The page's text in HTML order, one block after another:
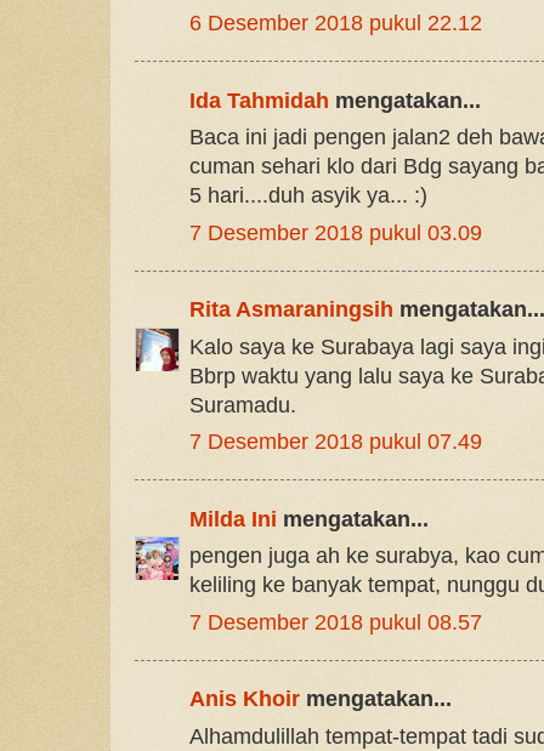
6 Desember 2018 pukul 22.12
Ida Tahmidah mengatakan...
Baca ini jadi pengen jalan2 deh
cuman sehari klo dari Bdg sayang
5 hari....duh asyik ya... :)
7 Desember 2018 pukul 03.09
Rita Asmaraningsih mengatakan...
Kalo saya ke Surabaya lagi saya
Bbrp waktu yang lalu saya ke
Suramadu.
7 Desember 2018 pukul 07.49
Milda Ini mengatakan...
pengen juga ah ke surabya, kao
keliling ke banyak tempat, nunggu
7 Desember 2018 pukul 08.57
Anis Khoir mengatakan...
Alhamdulillah tempat-tempat tadi